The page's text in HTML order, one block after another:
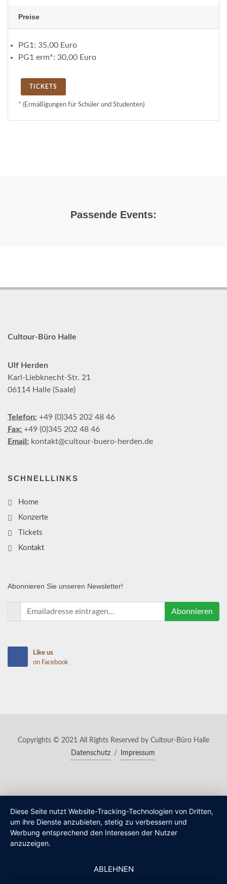
Preise
PG1: 35,00 Euro
PG1 erm*: 30,00 Euro
TICKETS
* (Ermäßigungen für Schüler und Studenten)
Passende Events:
Cultour-Büro Halle
Ulf Herden
Karl-Liebknecht-Str. 21
06114 Halle (Saale)
Telefon: +49 (0)345 202 48 46
Fax: +49 (0)345 202 48 46
Email: kontakt@cultour-buero-herden.de
SCHNELLLINKS
Home
Konzerte
Tickets
Kontakt
Abonnieren Sie unseren Newsletter!
Abonnieren
Like us
on Facebook
Copyrights © 2021 All Rights Reserved by Cultour-Büro Halle
Datenschutz
/ Impressum
Diese Seite nutzt Website-Tracking-Technologien von Dritten,
um ihre Dienste anzubieten, stetig zu verbessern und
Werbung entsprechend den Interessen der Nutzer
anzuzeigen.
ABLEHNEN